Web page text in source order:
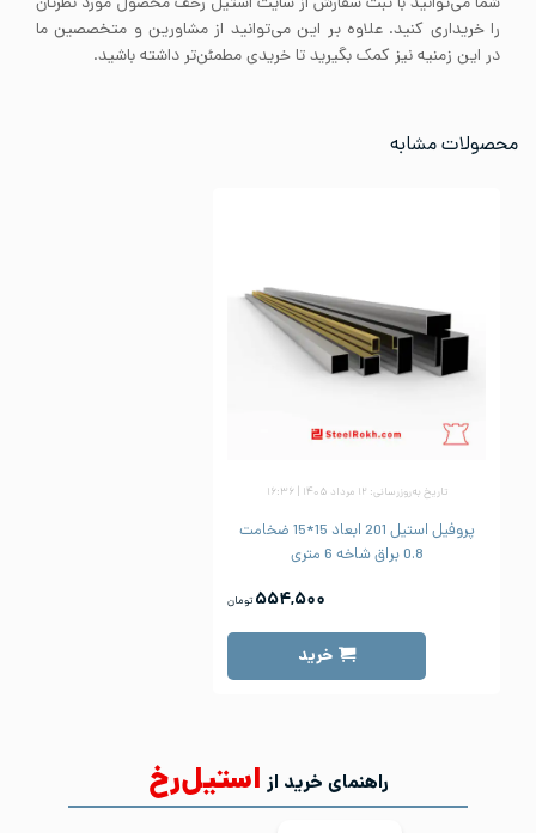
را خریداری کنید. علاوه بر این می‌توانید از مشاورین و متخصصین ما
در این زمنیه نیز کمک بگیرید تا خریدی مطمئن‌تر داشته باشید.
محصولات مشابه
تاریخ به‌روزرسانی: ۱۲ مرداد ۱۴۰۵ | ۱۶:۳۶
پروفیل استیل 201 ابعاد 15*15 ضخامت
0.8 براق شاخه 6 متری
۵۵۴,۵۰۰ تومان
خرید
راهنمای خرید از استیل‌رخ